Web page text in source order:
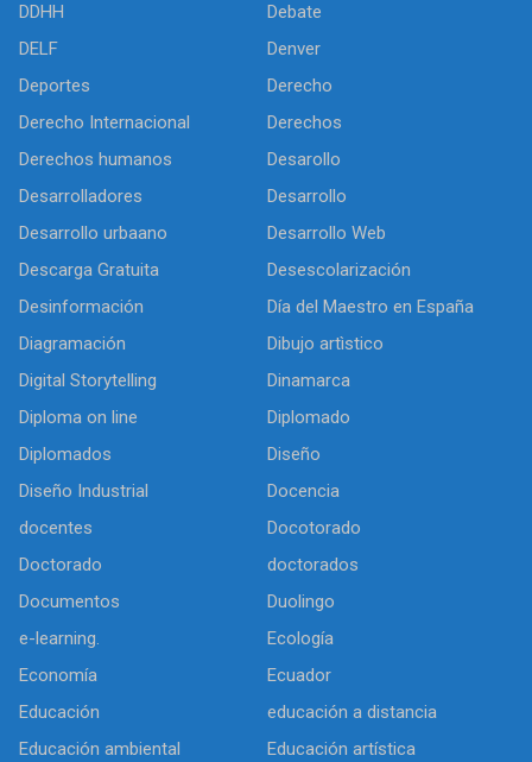
DDHH
Debate
DELF
Denver
Deportes
Derecho
Derecho Internacional
Derechos
Derechos humanos
Desarollo
Desarrolladores
Desarrollo
Desarrollo urbaano
Desarrollo Web
Descarga Gratuita
Desescolarización
Desinformación
Día del Maestro en España
Diagramación
Dibujo artìstico
Digital Storytelling
Dinamarca
Diploma on line
Diplomado
Diplomados
Diseño
Diseño Industrial
Docencia
docentes
Docotorado
Doctorado
doctorados
Documentos
Duolingo
e-learning.
Ecología
Economía
Ecuador
Educación
educación a distancia
Educación ambiental
Educación artística